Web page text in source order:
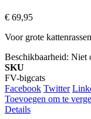
€ 69,95
Voor grote
Beschikbaarheid: Niet
SKU
FV-bigcats
Facebook Twitter
Toevoegen om te
Details